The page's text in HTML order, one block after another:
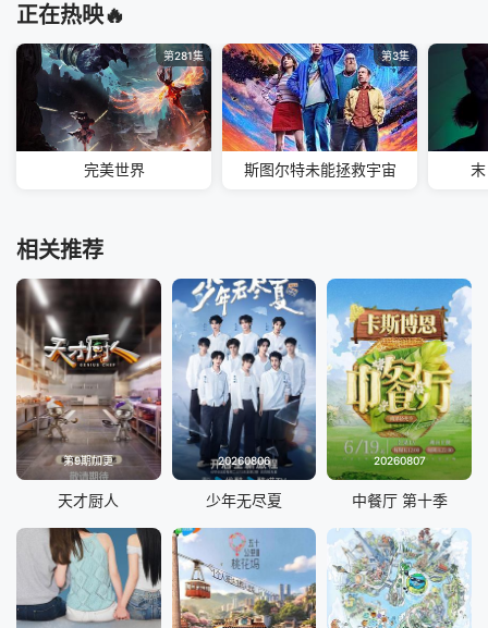
正在热映🔥
第281集
完美世界
第3集
斯图尔特未能拯救宇宙
相关推荐
第9期加更
天才厨人
20260806
少年无尽夏
20260807
中餐厅 第十季